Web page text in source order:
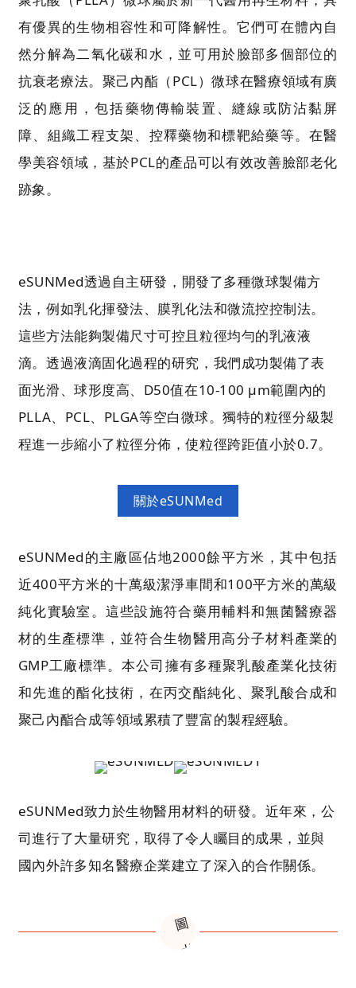
有優異的生物相容性和可降解性。它們可在體內自
然分解為二氧化碳和水，並可用於臉部多個部位的
抗衰老療法。聚己內酯（PCL）微球在醫療領域有廣
泛的應用，包括藥物傳輸裝置、縫線或防沾黏屏
障、組織工程支架、控釋藥物和標靶給藥等。在醫
學美容領域，基於PCL的產品可以有效改善臉部老化
跡象。
eSUNMed透過自主研發，開發了多種微球製備方
法，例如乳化揮發法、膜乳化法和微流控控制法。
這些方法能夠製備尺寸可控且粒徑均勻的乳液液
滴。透過液滴固化過程的研究，我們成功製備了表
面光滑、球形度高、D50值在10-100 μm範圍內的
PLLA、PCL、PLGA等空白微球。獨特的粒徑分級製
程進一步縮小了粒徑分佈，使粒徑跨距值小於0.7。
關於eSUNMed
eSUNMed的主廠區佔地2000餘平方米，其中包括
近400平方米的十萬級潔淨車間和100平方米的萬級
純化實驗室。這些設施符合藥用輔料和無菌醫療器
材的生產標準，並符合生物醫用高分子材料產業的
GMP工廠標準。本公司擁有多種聚乳酸產業化技術
和先進的酯化技術，在丙交酯純化、聚乳酸合成和
聚己內酯合成等領域累積了豐富的製程經驗。
eSUNMed致力於生物醫用材料的研發。近年來，公
司進行了大量研究，取得了令人矚目的成果，並與
國內外許多知名醫療企業建立了深入的合作關係。